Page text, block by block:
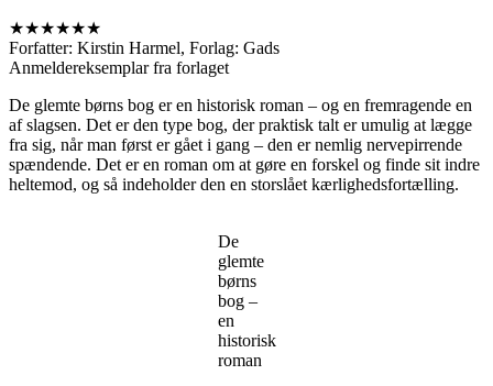
★★★★★★
Forfatter: Kirstin Harmel, Forlag: Gads
Anmeldereksemplar fra forlaget
De glemte børns bog er en historisk roman – og en fremragende en
af slagsen. Det er den type bog, der praktisk talt er umulig at lægge
fra sig, når man først er gået i gang – den er nemlig nervepirrende
spændende. Det er en roman om at gøre en forskel og finde sit indre
heltemod, og så indeholder den en storslået kærlighedsfortælling.
De
glemte
børns
bog –
en
historisk
roman